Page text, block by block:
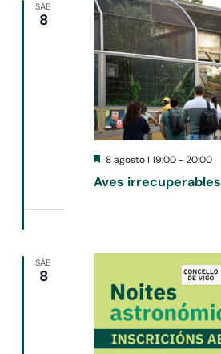
SÁB
8
Aves irrecuperables
Destacado
8 agosto I 19:00-20:00
SÁB
8